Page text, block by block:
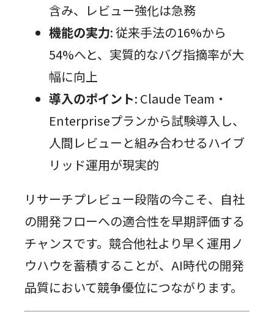
含み、レビュー強化は急務
機能の実力: 従来手法の16%から
54%へと、実質的なバグ指摘率が大
幅に向上
導入のポイント: Claude Team・
Enterpriseプランから試験導入し、
人間レビューと組み合わせるハイブ
リッド運用が現実的
リサーチプレビュー段階の今こそ、自社
の開発フローへの適合性を早期評価する
チャンスです。競合他社より早く運用ノ
ウハウを蓄積することが、AI時代の開発
品質において競争優位につながります。